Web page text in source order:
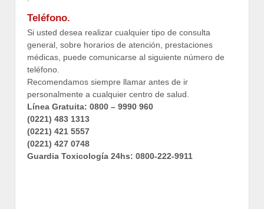
Teléfono.
Si usted desea realizar cualquier tipo de consulta
general, sobre horarios de atención, prestaciones
médicas, puede comunicarse al siguiente número de
teléfono.
Recomendamos siempre llamar antes de ir
personalmente a cualquier centro de salud.
Línea Gratuita: 0800 – 9990 960
(0221) 483 1313
(0221) 421 5557
(0221) 427 0748
Guardia Toxicología 24hs: 0800-222-9911